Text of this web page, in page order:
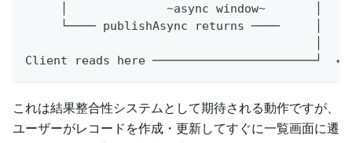
     │              ~async window~       │
     └──── publishAsync returns ────     │
Client reads here ───────────────────────┘
これは結果整合性システムとして期待される動作ですが、
ユーザーがレコードを作成・更新してすぐに一覧画面に遷